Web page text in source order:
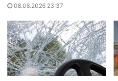
08.08.2026 23:37